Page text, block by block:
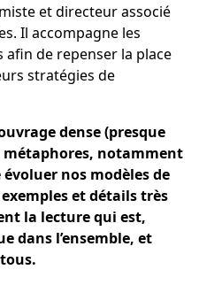
et directeur associé
Il accompagne les
de repenser la place
stratégies de
dense (presque
métaphores, notamment
nos modèles de
et détails très
la lecture qui est,
dans l’ensemble, et